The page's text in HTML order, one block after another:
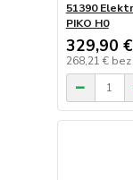
51390
PIKO H0
329,90 €
268,21 € bez